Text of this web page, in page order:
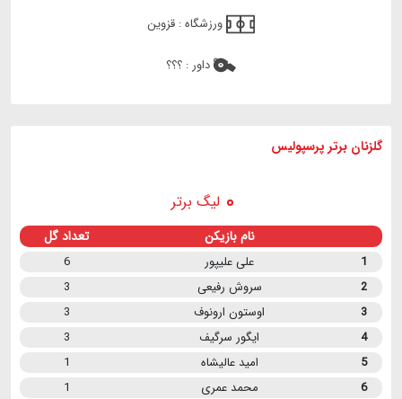
ورزشگاه : قزوین
داور : ؟؟؟
گلزنان برتر پرسپولیس
لیگ برتر
نام بازیکن تعداد گل
1 علی علیپور
6
2
سروش رفیعی
3
3
اوستون ارونوف
3
4
ایگور سرگیف
3
5
امید عالیشاه
1
6
محمد عمری
1